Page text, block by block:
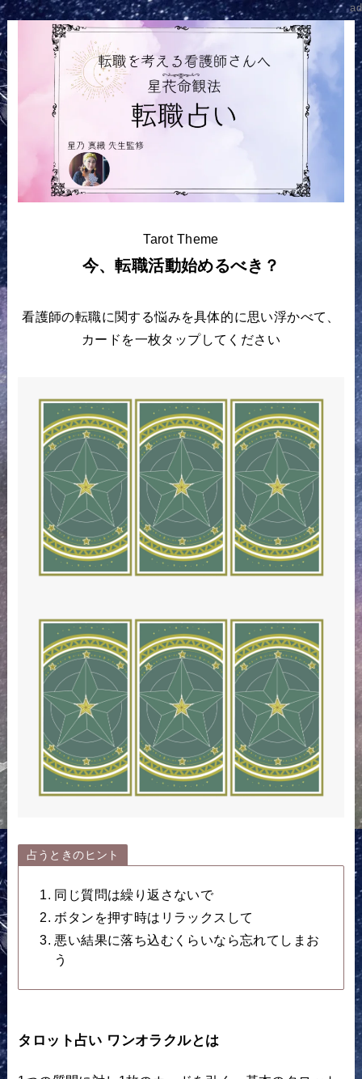
ad
Tarot Theme
今、転職活動始めるべき？
看護師の転職に関する悩みを具体的に思い浮かべて、
カードを一枚タップしてください
占うときのヒント
同じ質問は繰り返さないで
ボタンを押す時はリラックスして
悪い結果に落ち込むくらいなら忘れてしまお
う
タロット占い ワンオラクルとは